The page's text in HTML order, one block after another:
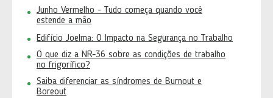
Junho Vermelho - Tudo começa quando você
estende a mão
Edifício Joelma: O Impacto na Segurança no Trabalho
O que diz a NR-36 sobre as condições de trabalho
no frigorífico?
Saiba diferenciar as síndromes de Burnout e
Boreout